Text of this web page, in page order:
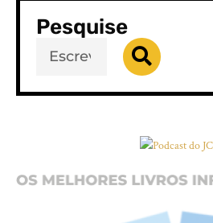
Pesquise